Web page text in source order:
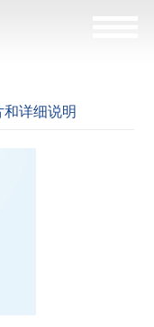
详细说明